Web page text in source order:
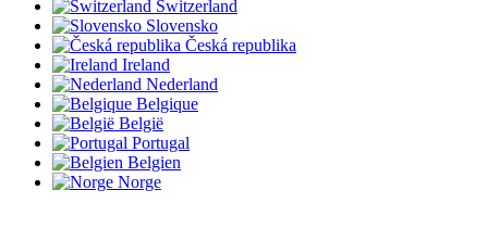
Switzerland
Slovensko
Česká republika
Ireland
Nederland
Belgique
België
Portugal
Belgien
Norge